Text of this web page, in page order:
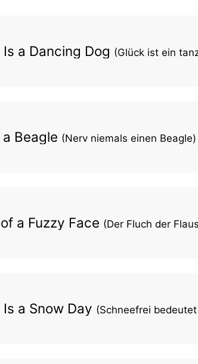
a Dancing Dog (Glück ist ein
Beagle (Nerv niemals einen Beagle)
a Fuzzy Face (Der Fluch der
a Snow Day (Schneefrei